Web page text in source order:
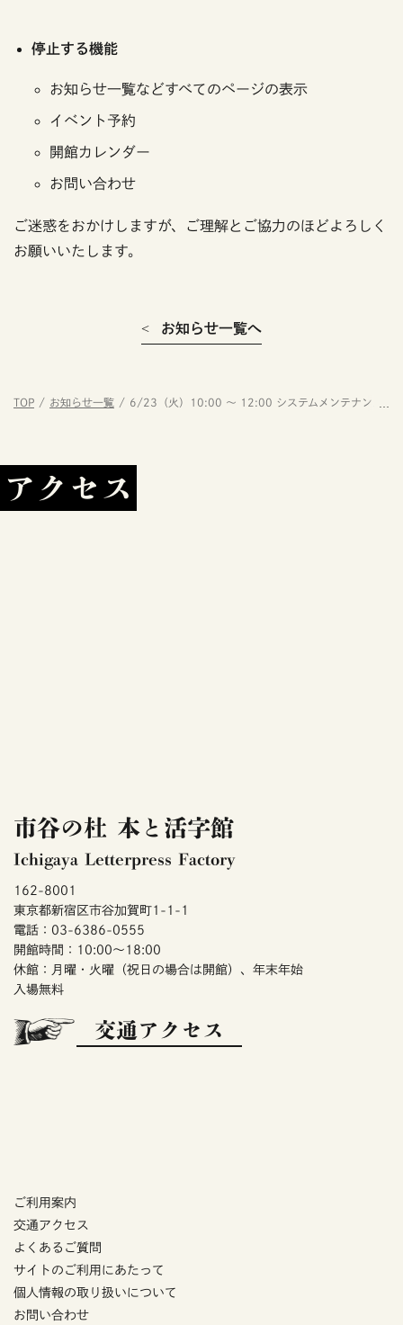
停止する機能
お知らせ一覧などすべてのページの表示
イベント予約
開館カレンダー
お問い合わせ
ご迷惑をおかけしますが、ご理解とご協力のほどよろしく
お願いいたします。
お知らせ一覧へ
TOP お知らせ一覧 6/23（火）10:00 〜 12:00 システムメンテナンスの
アクセス
市谷の杜 本と活字館
Ichigaya Letterpress Factory
162-8001
東京都新宿区市谷加賀町1-1-1
電話：03-6386-0555
開館時間：10:00～18:00
休館：月曜・火曜（祝日の場合は開館）、年末年始
入場無料
交通アクセス
ご利用案内
交通アクセス
よくあるご質問
サイトのご利用にあたって
個人情報の取り扱いについて
お問い合わせ